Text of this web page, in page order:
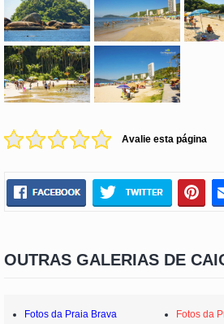
Avalie esta página
OUTRAS GALERIAS DE
Fotos da Praia Brava
Fotos da